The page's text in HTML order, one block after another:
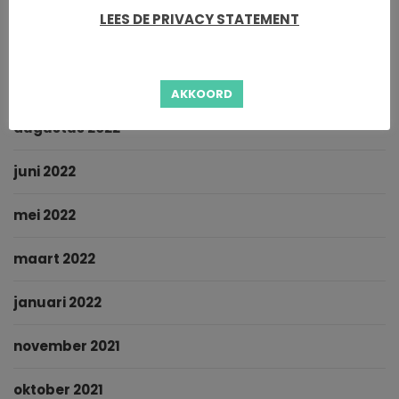
augustus 2022
juni 2022
mei 2022
maart 2022
januari 2022
november 2021
oktober 2021
LEES DE PRIVACY STATEMENT
AKKOORD